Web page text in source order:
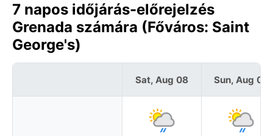
7 napos időjárás-előrejelzés
Grenada számára (Főváros: Saint
George's)
Sat, Aug 08 Sun, Aug 09